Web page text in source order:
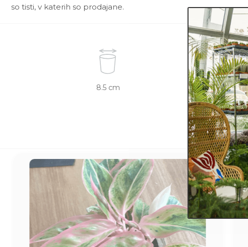
so tisti, v katerih so prodajane.
8.5 cm